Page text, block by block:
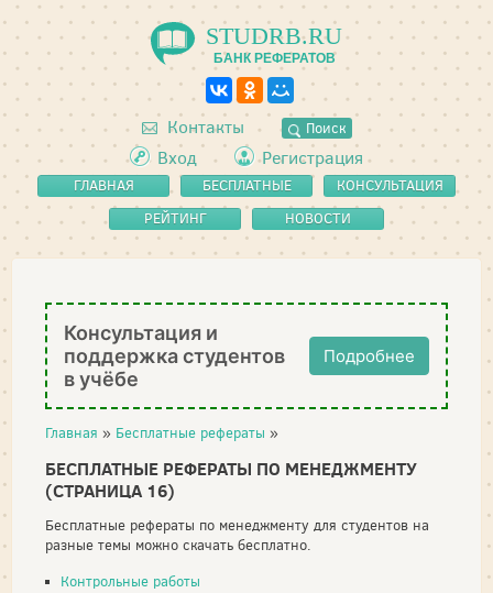
STUDRB.RU
БАНК РЕФЕРАТОВ
Контакты Поиск
Вход Регистрация
ГЛАВНАЯ
БЕСПЛАТНЫЕ
РЕФЕРАТЫ
КОНСУЛЬТАЦИЯ
РЕЙТИНГ
НОВОСТИ
Консультация и
поддержка студентов
в учёбе
Подробнее
Главная » Бесплатные рефераты »
БЕСПЛАТНЫЕ РЕФЕРАТЫ ПО МЕНЕДЖМЕНТУ
(СТРАНИЦА 16)
Бесплатные рефераты по менеджменту для студентов на
разные темы можно скачать бесплатно.
Контрольные работы